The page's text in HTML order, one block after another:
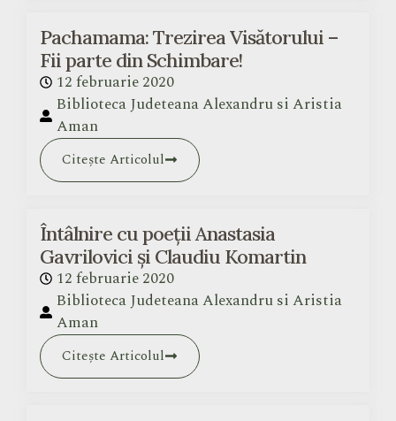
Pachamama: Trezirea Visătorului –
Fii parte din Schimbare!
12 februarie 2020
Biblioteca Judeteana Alexandru si Aristia
Aman
Citește Articolul
Întâlnire cu poeții Anastasia
Gavrilovici și Claudiu Komartin
12 februarie 2020
Biblioteca Judeteana Alexandru si Aristia
Aman
Citește Articolul